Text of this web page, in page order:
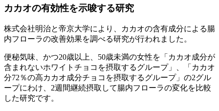
カカオの有効性を示唆する研究
株式会社明治と帝京大学により、カカオの含有成分による腸
内フローラの改善効果を調べる研究が行われました。
便秘気味、かつ20歳以上、50歳未満の女性を「カカオ成分が
含まれないホワイトチョコを摂取するグループ」、「カカオ
分72％の高カカオ成分チョコを摂取するグループ」の2グル
ープにわけ、2週間継続摂取して腸内フローラの変化を比較
した研究です。